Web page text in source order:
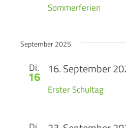
Sommerferien
September 2025
Di.
16
Erster Schultag
16. September